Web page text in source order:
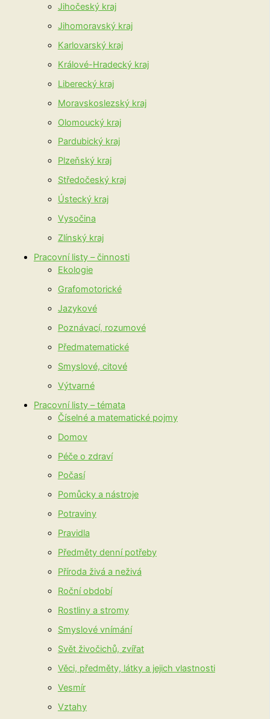
Jihočeský kraj
Jihomoravský kraj
Karlovarský kraj
Králové-Hradecký kraj
Liberecký kraj
Moravskoslezský kraj
Olomoucký kraj
Pardubický kraj
Plzeňský kraj
Středočeský kraj
Ústecký kraj
Vysočina
Zlínský kraj
Pracovní listy – činnosti
Ekologie
Grafomotorické
Jazykové
Poznávací, rozumové
Předmatematické
Smyslové, citové
Výtvarné
Pracovní listy – témata
Číselné a matematické pojmy
Domov
Péče o zdraví
Počasí
Pomůcky a nástroje
Potraviny
Pravidla
Předměty denní potřeby
Příroda živá a neživá
Roční období
Rostliny a stromy
Smyslové vnímání
Svět živočichů, zvířat
Věci, předměty, látky a jejich vlastnosti
Vesmír
Vztahy